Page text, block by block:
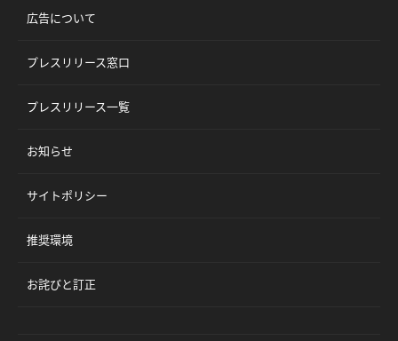
広告について
プレスリリース窓口
プレスリリース一覧
お知らせ
サイトポリシー
推奨環境
お詫びと訂正